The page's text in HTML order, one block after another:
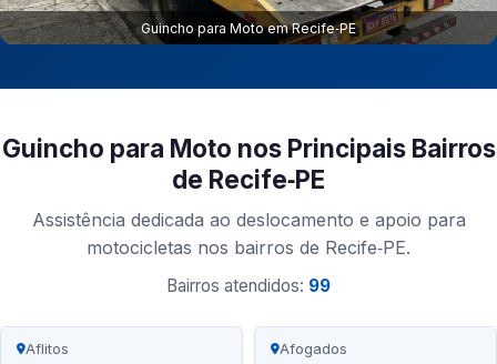
Guincho para Moto em Recife‑PE
Guincho para Moto nos Principais Bairros
de Recife‑PE
Assistência dedicada ao deslocamento e apoio para
motocicletas nos bairros de Recife‑PE.
Bairros atendidos: 99
Aflitos Afogados